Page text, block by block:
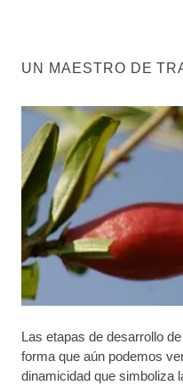
UN MAESTRO DE
Las etapas de desarrollo
forma que aún podemos
dinamicidad que simboliza